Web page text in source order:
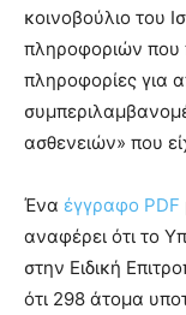
κοινοβούλιο του
πληροφοριών που
πληροφορίες για
ασθενειών» που
Ένα έγγραφο PDF
αναφέρει ότι το
στην Ειδική
ότι 298 άτομα